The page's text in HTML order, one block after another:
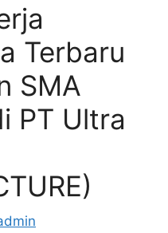
Terbaru
SMA
PT Ultra